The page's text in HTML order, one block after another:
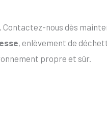
Contactez-nous dès
, enlèvement de
propre et sûr.